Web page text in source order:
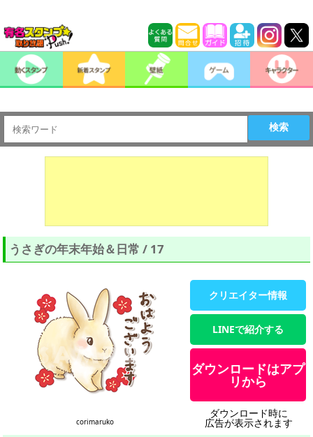
検索
うさぎの年末年始＆日常 / 17
corimaruko
クリエイター情報
LINEで紹介する
ダウンロードはアプ
リから
ダウンロード時に
広告が表示されます